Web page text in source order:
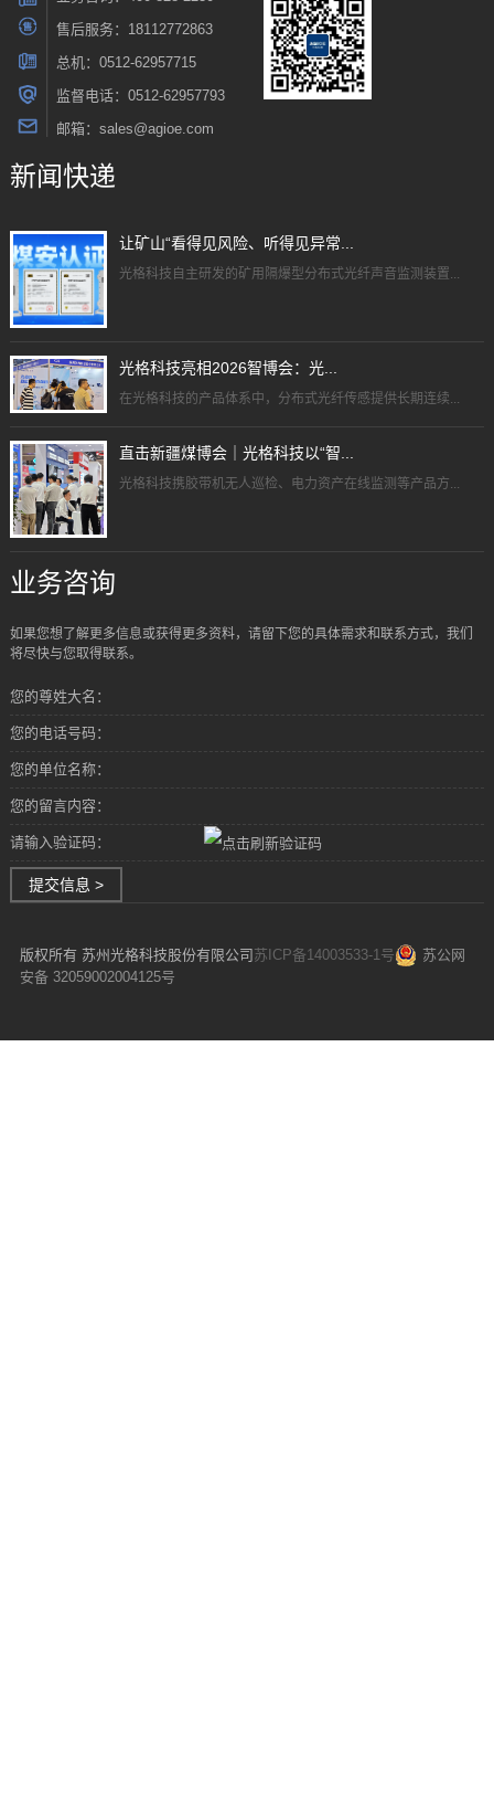
售后服务：18112772863
总机：0512-62957715
监督电话：0512-62957793
邮箱：sales@agioe.com
新闻快递
让矿山“看得见风险、听得见异常...
光格科技自主研发的矿用隔爆型分布式光纤声音监测装置...
光格科技亮相2026智博会：光...
在光格科技的产品体系中，分布式光纤传感提供长期连续...
直击新疆煤博会｜光格科技以“智...
光格科技携胶带机无人巡检、电力资产在线监测等产品方...
业务咨询
如果您想了解更多信息或获得更多资料，请留下您的具体需求和联系方式，我们
将尽快与您取得联系。
您的尊姓大名：
您的电话号码：
您的单位名称：
您的留言内容：
请输入验证码：
提交信息 >
版权所有 苏州光格科技股份有限公司苏ICP备14003533-1号
苏公网
安备 32059002004125号